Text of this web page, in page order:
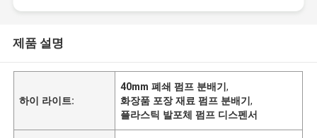
제품 설명
하이 라이트:
40mm 폐쇄 펌프 분배기,
화장품 포장 재료 펌프 분배기,
플라스틱 발포체 펌프 디스펜서